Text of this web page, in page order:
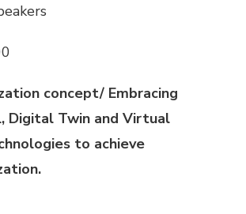
concept/ Embracing
Digital Twin and Virtual
to achieve